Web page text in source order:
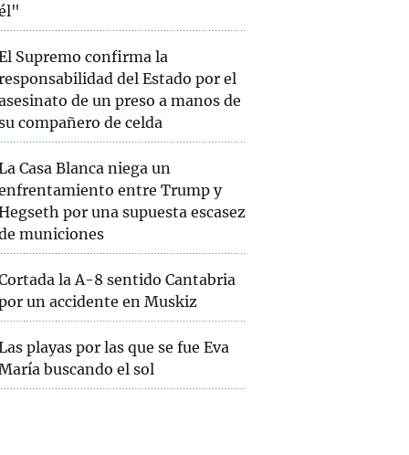
Supremo confirma la
del Estado por el
de un preso a manos de
compañero de celda
Casa Blanca niega un
entre Trump y
por una supuesta escasez
municiones
la A-8 sentido Cantabria
un accidente en Muskiz
playas por las que se fue Eva
buscando el sol